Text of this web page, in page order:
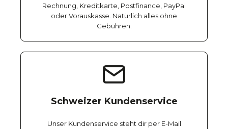
Rechnung, Kreditkarte, Postfinance, PayPal
oder Vorauskasse. Natürlich alles ohne
Gebühren.
Schweizer Kundenservice
Unser Kundenservice steht dir per E-Mail